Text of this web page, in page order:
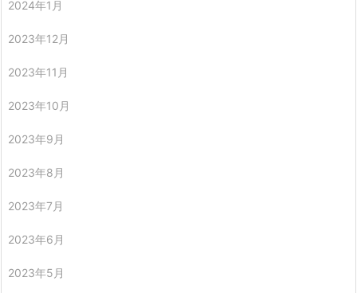
2024年1月
2023年12月
2023年11月
2023年10月
2023年9月
2023年8月
2023年7月
2023年6月
2023年5月